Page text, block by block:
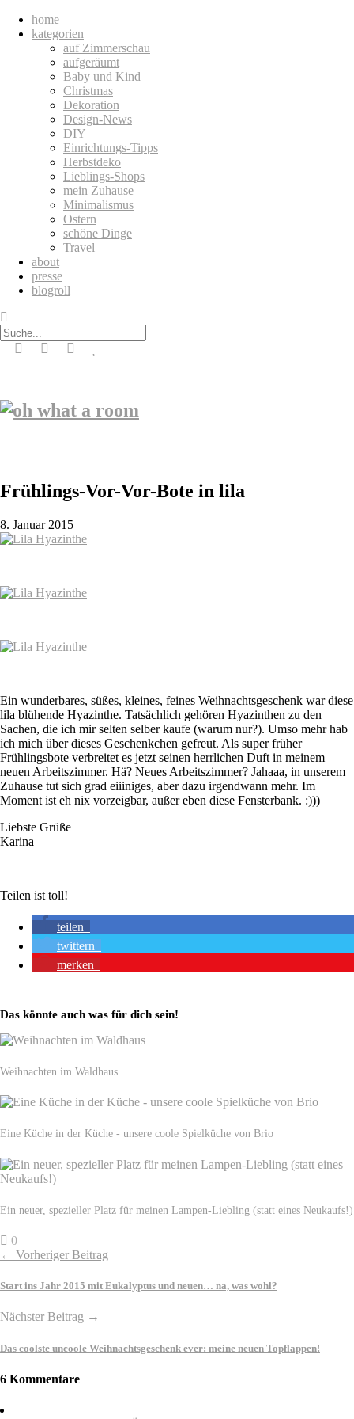
home
kategorien
auf Zimmerschau
aufgeräumt
Baby und Kind
Christmas
Dekoration
Design-News
DIY
Einrichtungs-Tipps
Herbstdeko
Lieblings-Shops
mein Zuhause
Minimalismus
Ostern
schöne Dinge
Travel
about
presse
blogroll
Frühlings-Vor-Vor-Bote in lila
8. Januar 2015
Ein wunderbares, süßes, kleines, feines Weihnachtsgeschenk war diese
lila blühende Hyazinthe. Tatsächlich gehören Hyazinthen zu den
Sachen, die ich mir selten selber kaufe (warum nur?). Umso mehr hab
ich mich über dieses Geschenkchen gefreut. Als super früher
Frühlingsbote verbreitet es jetzt seinen herrlichen Duft in meinem
neuen Arbeitszimmer. Hä? Neues Arbeitszimmer? Jahaaa, in unserem
Zuhause tut sich grad eiiiniges, aber dazu irgendwann mehr. Im
Moment ist eh nix vorzeigbar, außer eben diese Fensterbank. :)))
Liebste Grüße
Karina
Teilen ist toll!
teilen
twittern
merken
Das könnte auch was für dich sein!
Weihnachten im Waldhaus
Eine Küche in der Küche - unsere coole Spielküche von Brio
Ein neuer, spezieller Platz für meinen Lampen-Liebling (statt eines Neukaufs!)
0
← Vorheriger Beitrag
Start ins Jahr 2015 mit Eukalyptus und neuen… na, was wohl?
Nächster Beitrag →
Das coolste uncoole Weihnachtsgeschenk ever: meine neuen Topflappen!
6 Kommentare